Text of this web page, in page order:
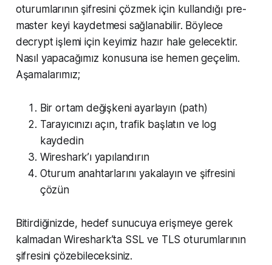
oturumlarının şifresini çözmek için kullandığı pre-
master keyi kaydetmesi sağlanabilir. Böylece
decrypt işlemi için keyimiz hazır hale gelecektir.
Nasıl yapacağımız konusuna ise hemen geçelim.
Aşamalarımız;
Bir ortam değişkeni ayarlayın (path)
Tarayıcınızı açın, trafik başlatın ve log
kaydedin
Wireshark’ı yapılandırın
Oturum anahtarlarını yakalayın ve şifresini
çözün
Bitirdiğinizde, hedef sunucuya erişmeye gerek
kalmadan Wireshark’ta SSL ve TLS oturumlarının
şifresini çözebileceksiniz.